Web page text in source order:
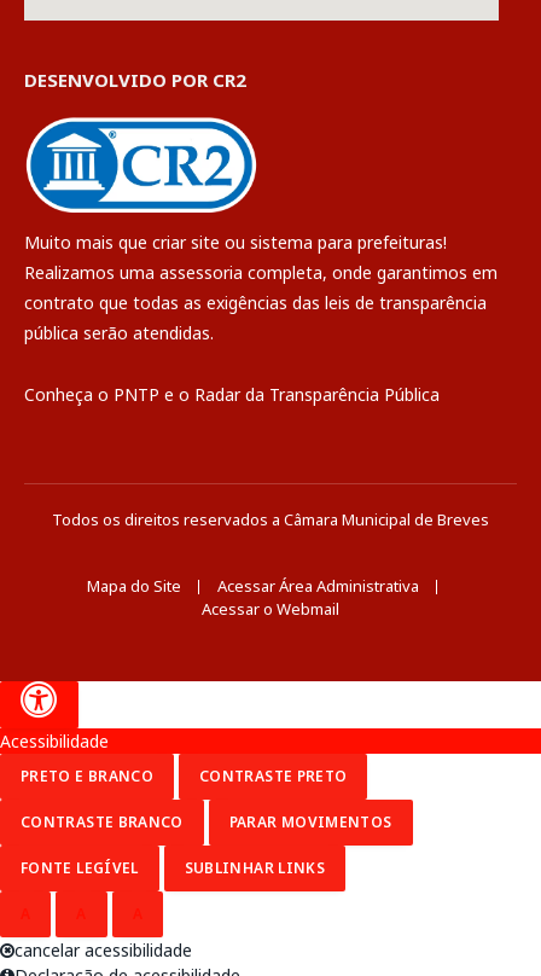
DESENVOLVIDO POR CR2
Muito mais que criar site ou sistema para prefeituras!
Realizamos uma assessoria completa, onde garantimos em
contrato que todas as exigências das leis de transparência
pública serão atendidas.
Conheça o PNTP e o Radar da Transparência Pública
Todos os direitos reservados a Câmara Municipal de Breves
Mapa do Site
Acessar Área Administrativa
Acessar o Webmail
Acessibilidade
PRETO E BRANCO CONTRASTE PRETO
CONTRASTE BRANCO PARAR MOVIMENTOS
FONTE LEGÍVEL SUBLINHAR LINKS
cancelar acessibilidade